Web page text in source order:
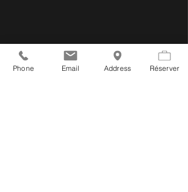
Phone Email Address Réserver